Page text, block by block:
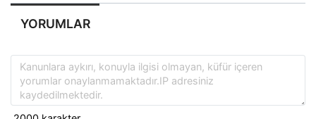
YORUMLAR